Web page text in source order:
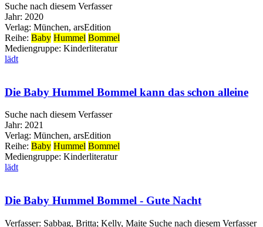
Suche nach diesem Verfasser
Jahr: 2020
Verlag: München, arsEdition
Reihe: Baby Hummel Bommel
Mediengruppe: Kinderliteratur
lädt
Die Baby Hummel Bommel kann das schon alleine
Suche nach diesem Verfasser
Jahr: 2021
Verlag: München, arsEdition
Reihe: Baby Hummel Bommel
Mediengruppe: Kinderliteratur
lädt
Die Baby Hummel Bommel - Gute Nacht
Verfasser: Sabbag, Britta; Kelly, Maite Suche nach diesem Verfasser